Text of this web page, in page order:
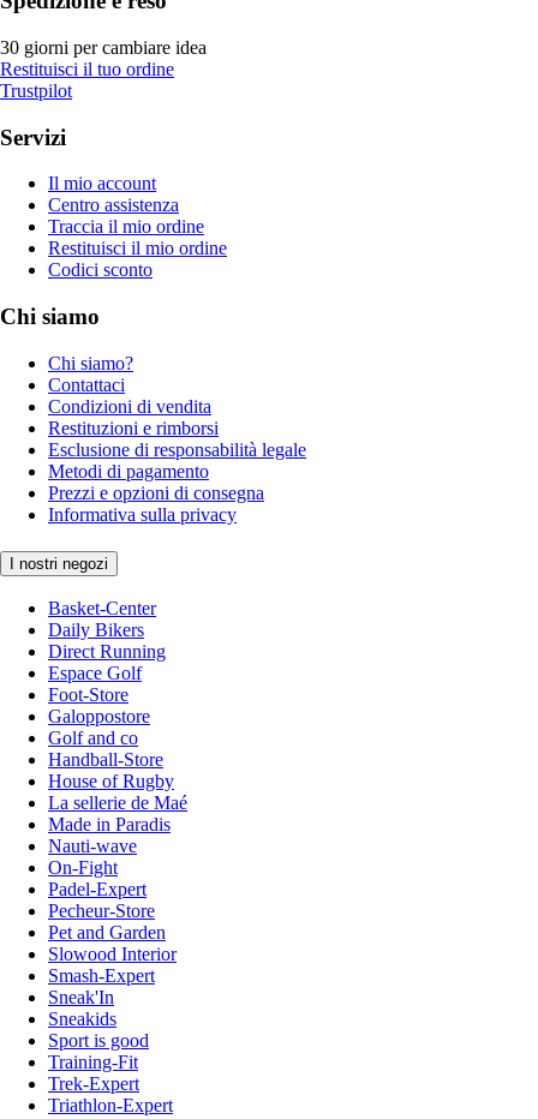
30 giorni per cambiare idea
Restituisci il tuo ordine
Trustpilot
Servizi
Il mio account
Centro assistenza
Traccia il mio ordine
Restituisci il mio ordine
Codici sconto
Chi siamo
Chi siamo?
Contattaci
Condizioni di vendita
Restituzioni e rimborsi
Esclusione di responsabilità legale
Metodi di pagamento
Prezzi e opzioni di consegna
Informativa sulla privacy
I nostri negozi
Basket-Center
Daily Bikers
Direct Running
Espace Golf
Foot-Store
Galoppostore
Golf and co
Handball-Store
House of Rugby
La sellerie de Maé
Made in Paradis
Nauti-wave
On-Fight
Padel-Expert
Pecheur-Store
Pet and Garden
Slowood Interior
Smash-Expert
Sneak'In
Sneakids
Sport is good
Training-Fit
Trek-Expert
Triathlon-Expert